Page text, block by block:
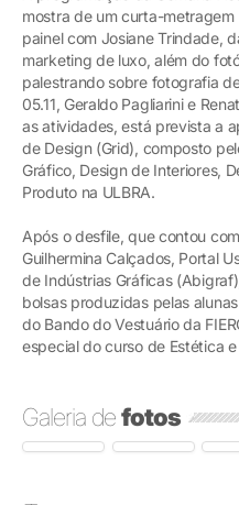
mostra de um curta-
painel com Josiane Trindade,
marketing de luxo, além do
palestrando sobre fotografia
05.11, Geraldo Pagliarini e
as atividades, está prevista a
de Design (Grid), composto
Gráfico, Design de Interiores,
Produto na ULBRA.
Após o desfile, que contou
Guilhermina Calçados, Portal
de Indústrias Gráficas
bolsas produzidas pelas
do Bando do Vestuário da
especial do curso de Estética
Galeria defotos